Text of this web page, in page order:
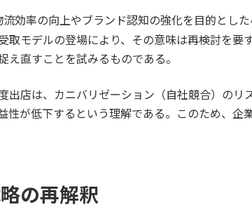
流効率の向上やブランド認知の強化を目的とし
取モデルの登場により、その意味は再検討を
え直すことを試みるものである。
出店は、カニバリゼーション（自社競合）の
性が低下するという理解である。このため、
の再解釈